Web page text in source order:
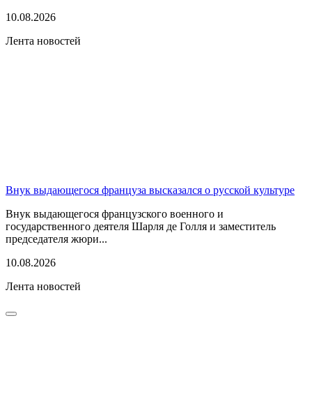
10.08.2026
Лента новостей
Внук выдающегося француза высказался о русской культуре
Внук выдающегося французского военного и
государственного деятеля Шарля де Голля и заместитель
председателя жюри...
10.08.2026
Лента новостей